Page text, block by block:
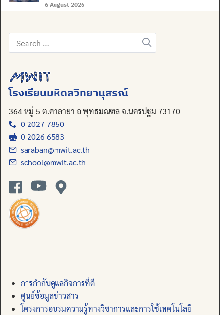
6 August 2026
Search
for:
โรงเรียนมหิดลวิทยานุสรณ์
364 หมู่ 5 ต.ศาลายา อ.พุทธมณฑล จ.นครปฐม 73170
0 2027 7850
0 2026 6583
saraban@mwit.ac.th
school@mwit.ac.th
การกำกับดูแลกิจการที่ดี
ศูนย์ข้อมูลข่าวสาร
โครงการอบรมความรู้ทางวิชาการและการใช้เทคโนโลยี